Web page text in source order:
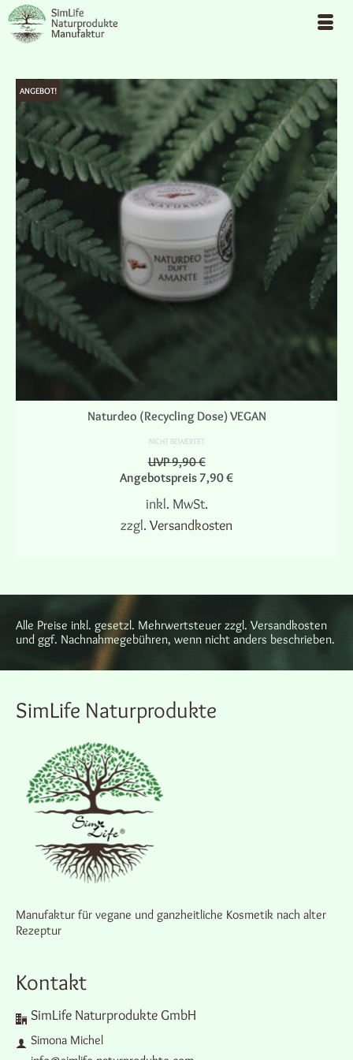
ANGEBOT!
Naturdeo (Recycling Dose) VEGAN
NICHT BEWERTET
UVP9,90€
Angebotspreis7,90€
inkl. MwSt.
zzgl.Versandkosten
weist
Varianten
auf.
auf
der
Alle Preise inkl. gesetzl. Mehrwertsteuer zzgl. Versandkosten
und ggf. Nachnahmegebühren, wenn nicht anders beschrieben.
SimLife Naturprodukte
Manufaktur für vegane und ganzheitliche Kosmetik nach alter
Rezeptur
Kontakt
SimLife Naturprodukte GmbH
Simona Michel